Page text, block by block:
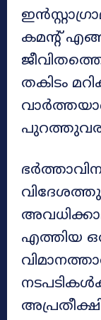
കമന്റ്
തകിടം
എത്തിയ